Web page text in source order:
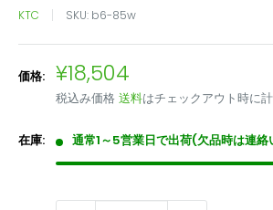
KTC SKU: b6-85w
価格: 販
売
価
格
¥18,504
税込み価格 送料はチェックアウト時に
在庫: 通常1～5営業日で出荷(欠品時は連絡